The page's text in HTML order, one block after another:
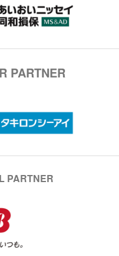
PARTNER
PARTNER